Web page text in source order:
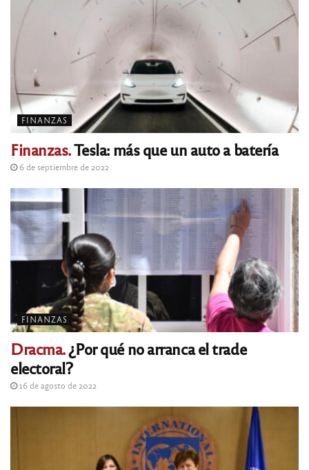
FINANZAS
Finanzas.Tesla: más que un auto a batería
6 de septiembre de 2022
FINANZAS
Dracma.¿Por qué no arranca el trade
electoral?
16 de agosto de 2022